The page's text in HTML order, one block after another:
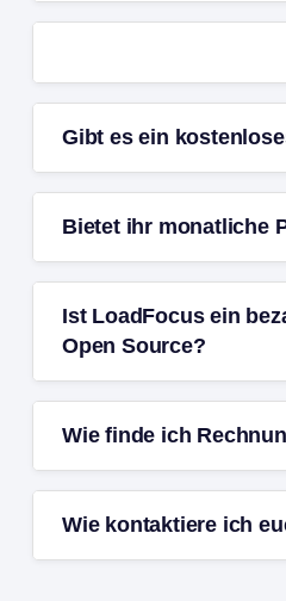
Gibt es ein
Bietet ihr monatliche
Ist LoadFocus ein
Open Source?
Wie finde ich
Wie kontaktiere ich